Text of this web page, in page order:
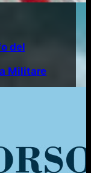
del
Militare